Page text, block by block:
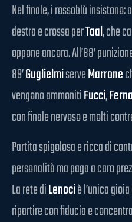
Nel finale, i rossoblù insistono:
destra e crossa perTaal, che
oppone ancora. All’88’
89’GuglielmiserveMarrone
vengono ammonitiFucci,
con finale nervoso e molti
Partita spigolosa e ricca di
personalità ma paga a caro
La rete diLenociè l’unica
ripartire con fiducia e